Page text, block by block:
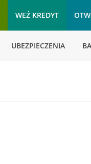
WEŹ KREDYT
UBEZPIECZENIA